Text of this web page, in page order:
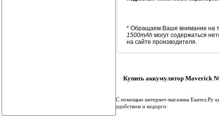
* Обращаем Ваше внимание на
1500mAh могут содержаться
на сайте производителя.
Купить аккумулятор Maverick
С помощью интернет-магазина Екател.Ру
удобством и недорго: